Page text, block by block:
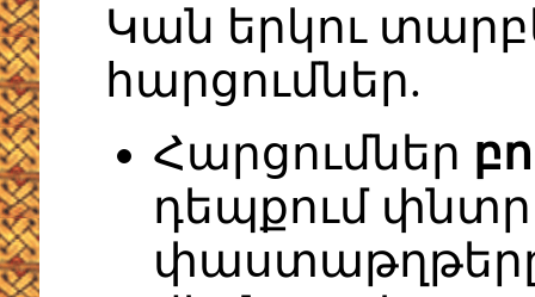
Կան երկու
հարցումներ.
Հարցումներ
դեպքում